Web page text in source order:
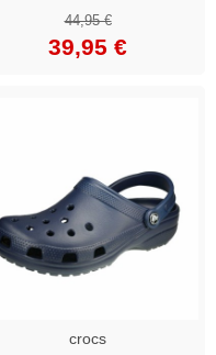
44,95 €
39,95 €
crocs